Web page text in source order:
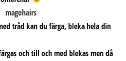
tråd kan du färga, bleka hela din
och till och med blekas men då